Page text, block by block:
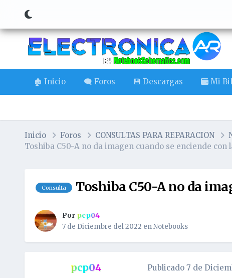
🏚️ Inicio 🗨️ Foros 💾 Descargas Mi
Inicio Foros CONSULTAS PARA REPARACION
Toshiba C50-A no da imagen cuando se enciende con
Consulta Toshiba C50-A no da
Por pcp04
7 de Diciembre del 2022 enNotebooks
pcp04 Publicado 7 de